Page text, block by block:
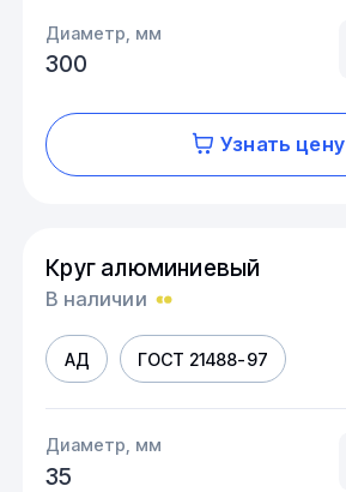
Диаметр, мм
300
Узнать цену
Круг алюминиевый
В наличии
АД ГОСТ 21488-97
Диаметр, мм
35